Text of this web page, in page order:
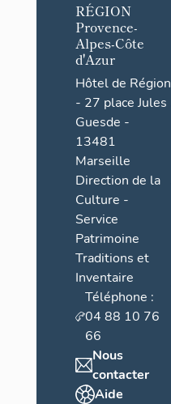
RÉGION
Provence-
Alpes-Côte
d'Azur
Hôtel de Région
- 27 place Jules
Guesde -
13481
Marseille
Direction de la
Culture -
Service
Patrimoine
Traditions et
Inventaire
Téléphone :
04 88 10 76
66
Nous
contacter
Aide